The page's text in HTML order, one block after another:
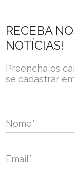
RECEBA
NOTÍCIAS!
Preencha os
se cadastrar
Nome*
Email*